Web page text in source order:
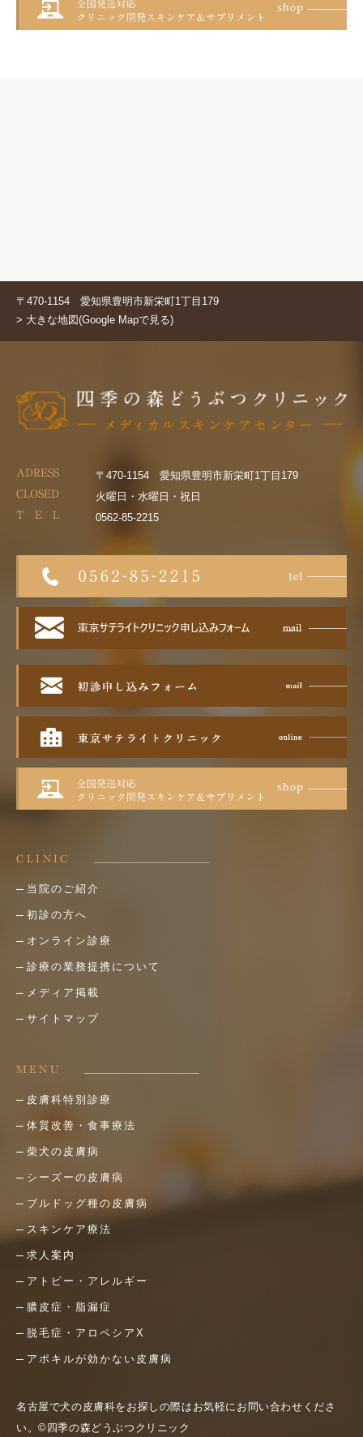
〒470-1154 愛知県豊明市新栄町1丁目179
> 大きな地図(Google Mapで見る)
ADRESS 〒470-1154 愛知県豊明市新栄町1丁目179
CLOSED 火曜日・水曜日・祝日
T E L 0562-85-2215
CLINIC
当院のご紹介
初診の方へ
オンライン診療
診療の業務提携について
メディア掲載
サイトマップ
MENU
皮膚科特別診療
体質改善・食事療法
柴犬の皮膚病
シーズーの皮膚病
ブルドッグ種の皮膚病
スキンケア療法
求人案内
アトピー・アレルギー
膿皮症・脂漏症
脱毛症・アロペシアX
アポキルが効かない皮膚病
名古屋で犬の皮膚科をお探しの際はお気軽にお問い合わせくださ
い。©四季の森どうぶつクリニック